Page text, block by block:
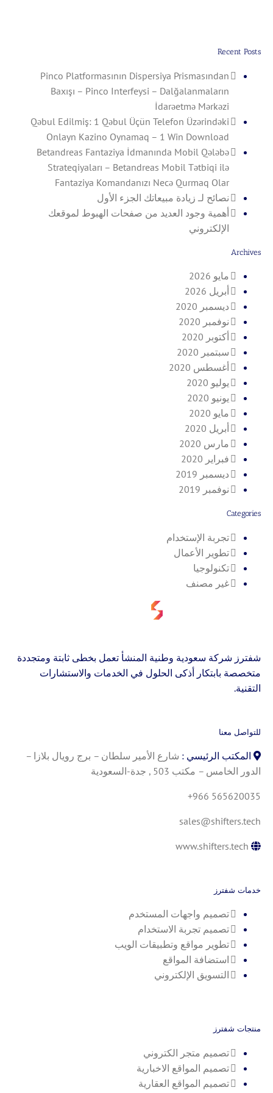
Recent Posts
Pinco Platformasının Dispersiya Prismasından
Baxışı – Pinco Interfeysi – Dalğalanmaların
İdarəetmə Mərkəzi
Qəbul Edilmiş: 1 Qəbul Üçün Telefon Üzərindəki
Onlayn Kazino Oynamaq – 1 Win Download
Betandreas Fantaziya İdmanında Mobil Qələbə
Strateqiyaları – Betandreas Mobil Tətbiqi ilə
Fantaziya Komandanızı Necə Qurmaq Olar
نصائح لـ زيادة مبيعاتك الجزء الأول
أهمية وجود العديد من صفحات الهبوط لموقعك
الإلكتروني
Archives
مايو 2026
أبريل 2026
ديسمبر 2020
نوفمبر 2020
أكتوبر 2020
سبتمبر 2020
أغسطس 2020
يوليو 2020
يونيو 2020
مايو 2020
أبريل 2020
مارس 2020
فبراير 2020
ديسمبر 2019
نوفمبر 2019
Categories
تجربة الإستخدام
تطوير الأعمال
تكنولوجيا
غير مصنف
شفترز شركة سعودية وطنية المنشأ تعمل بخطى ثابتة ومتجددة
متخصصة بابتكار أذكى الحلول في الخدمات والاستشارات
التقنية.
للتواصل معنا
المكتب الرئيسي : شارع الأمير سلطان – برج رويال بلازا –
الدور الخامس – مكتب 503 , جدة-السعودية
+966 565620035
sales@shifters.tech
www.shifters.tech
خدمات شفترز
تصميم واجهات المستخدم
تصميم تجربة الاستخدام
تطوير مواقع وتطبيقات الويب
استضافة المواقع
التسويق الإلكتروني
منتجات شفترز
تصميم متجر الكتروني
تصميم المواقع الاخبارية
تصميم المواقع العقارية